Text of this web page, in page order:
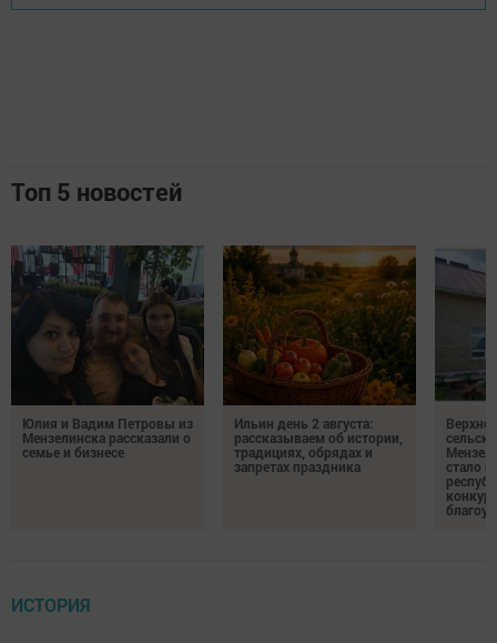
Топ 5 новостей
Юлия и Вадим Петровы из
Мензелинска рассказали о
семье и бизнесе
Ильин день 2 августа:
рассказываем об истории,
традициях, обрядах и
запретах праздника
стало
ИСТОРИЯ